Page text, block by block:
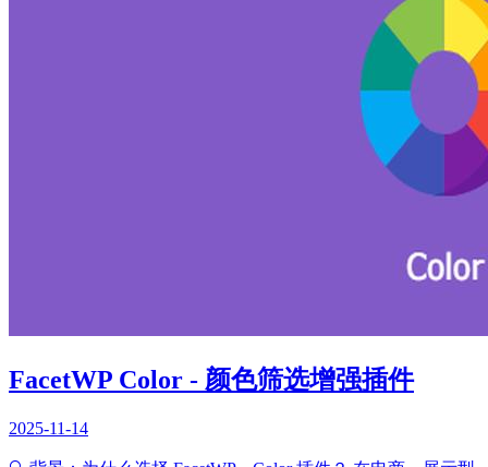
FacetWP Color - 颜色筛选增强插件
2025-11-14